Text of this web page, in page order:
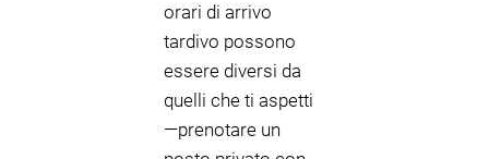
orari di arrivo
tardivo possono
essere diversi da
quelli che ti aspetti
—prenotare un